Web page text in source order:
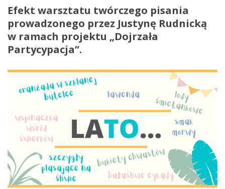
Efekt warsztatu twórczego pisania
prowadzonego przez Justynę Rudnicką
w ramach projektu „Dojrzała
Partycypacja”.